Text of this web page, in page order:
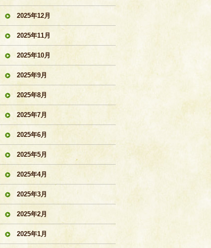
2025年12月
2025年11月
2025年10月
2025年9月
2025年8月
2025年7月
2025年6月
2025年5月
2025年4月
2025年3月
2025年2月
2025年1月